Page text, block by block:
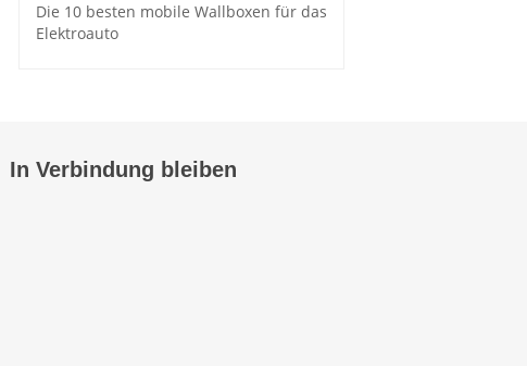
Die 10 besten mobile Wallboxen für das
Elektroauto
In Verbindung bleiben